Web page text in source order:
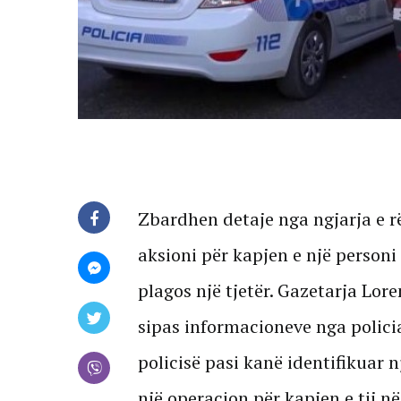
Zbardhen detaje nga ngjarja e
aksioni për kapjen e një
plagos një tjetër. Gazetarja
sipas informacioneve nga
policisë pasi kanë identifikuar